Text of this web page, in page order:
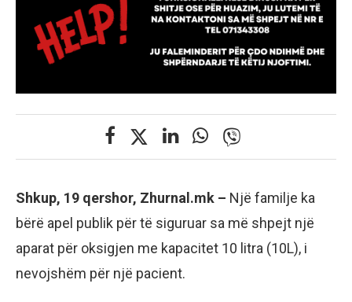
Shkup, 19 qershor, Zhurnal.mk – Një familje ka
bërë apel publik për të siguruar sa më shpejt një
aparat për oksigjen me kapacitet 10 litra (10L), i
nevojshëm për një pacient.